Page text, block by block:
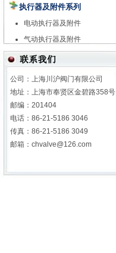
执行器及附件系列
电动执行器及附件
气动执行器及附件
公司：上海川沪阀门有限公司
地址：上海市奉贤区金碧路358号
邮编：201404
电话：86-21-5186 3046
传真：86-21-5186 3049
邮箱： chvalve@126.com